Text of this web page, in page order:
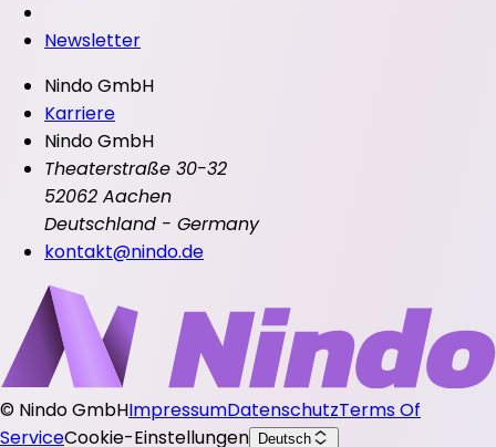
Newsletter
Nindo GmbH
Karriere
Nindo GmbH
Theaterstraße 30-32
52062 Aachen
Deutschland - Germany
kontakt@nindo.de
© Nindo GmbHImpressumDatenschutzTerms Of
ServiceCookie-Einstellungen Deutsch